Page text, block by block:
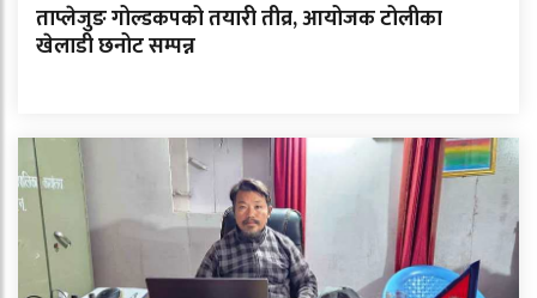
ताप्लेजुङ गोल्डकपको तयारी तीव्र, आयोजक टोलीका
खेलाडी छनोट सम्पन्न